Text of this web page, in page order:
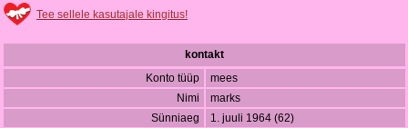
Tee sellele kasutajale kingitus!
kontakt
Konto tüüp
mees
Nimi
marks
Sünniaeg
1. juuli 1964 (62)